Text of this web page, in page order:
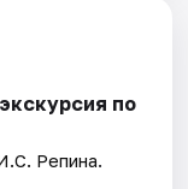
по
Репина.